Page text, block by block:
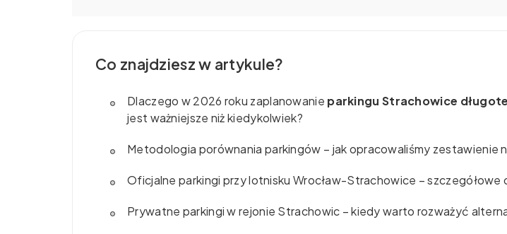
Co znajdziesz w artykule?
Dlaczego w 2026 roku zaplanowanie parkingu Strachowice
jest ważniejsze niż kiedykolwiek?
Metodologia porównania parkingów – jak opracowaliśmy zestawienie
Oficjalne parkingi przy lotnisku Wrocław-Strachowice – szczegółowe
Prywatne parkingi w rejonie Strachowic – kiedy warto rozważyć